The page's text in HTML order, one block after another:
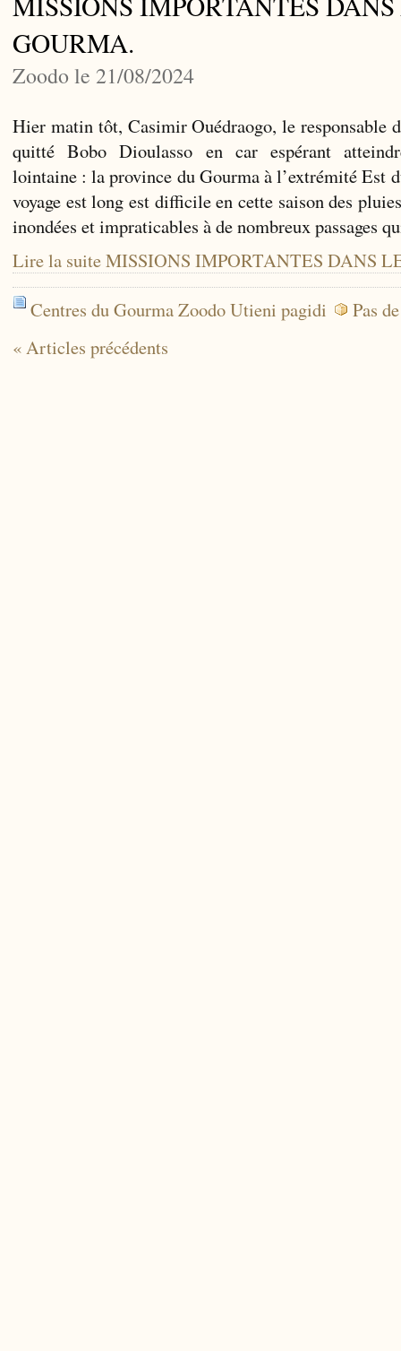
GOURMA.
Zoodo le 21/08/2024
Hier matin tôt, Casimir Ouédraogo, le responsable
quitté Bobo Dioulasso en car espérant
lointaine : la province du Gourma à l’extrémité Est
voyage est long est difficile en cette saison des
inondées et impraticables à de nombreux passages
Lire la suite MISSIONS IMPORTANTES DANS
Centres du Gourma Zoodo Utieni pagidi
Pas
« Articles précédents